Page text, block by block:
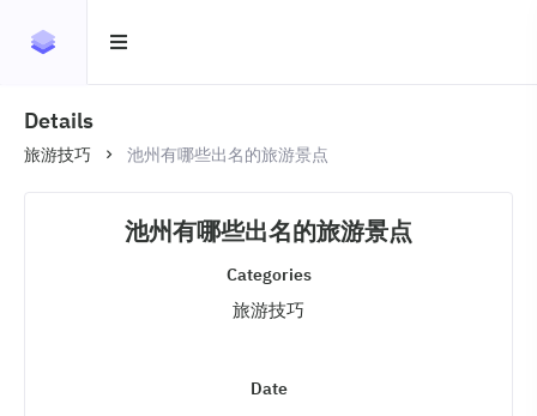
Details
旅游技巧 池州有哪些出名的旅游景点
池州有哪些出名的旅游景点
Categories
旅游技巧
Date